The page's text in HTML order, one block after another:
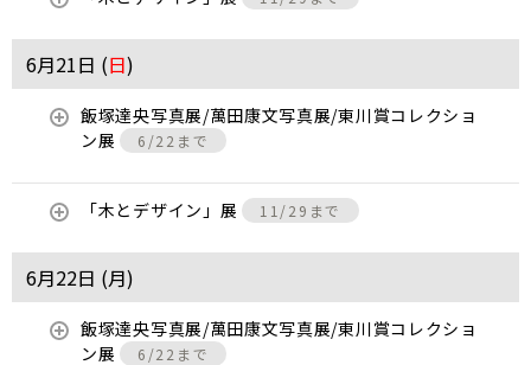
6月21日 (日)
飯塚達央写真展/萬田康文写真展/東川賞コレクショ
ン展
6/22まで
「木とデザイン」展 11/29まで
6月22日 (月)
飯塚達央写真展/萬田康文写真展/東川賞コレクショ
ン展
6/22まで